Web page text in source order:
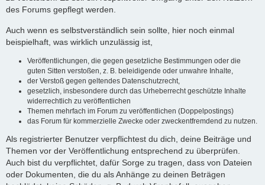
des Forums gepflegt werden.
Auch wenn es selbstverständlich sein sollte, hier noch einmal
beispielhaft, was wirklich unzulässig ist,
Veröffentlichungen, die gegen gesetzliche Bestimmungen oder die
guten Sitten verstoßen, z. B. beleidigende oder unwahre Inhalte,
der Verstoß gegen geltendes Datenschutzrecht,
gesetzlich, insbesondere durch das Urheberrecht geschützte Inhalte
widerrechtlich zu veröffentlichen
Themen mehrfach im Forum zu veröffentlichen (Doppelpostings)
das Forum für kommerzielle Zwecke oder zweckentfremdend zu nutzen.
Als registrierter Benutzer verpflichtest du dich, deine Beiträge und
Themen vor der Veröffentlichung entsprechend zu überprüfen.
Auch bist du verpflichtet, dafür Sorge zu tragen, dass von Dateien
oder Dokumenten, die du als Anhänge zu deinen Beträgen